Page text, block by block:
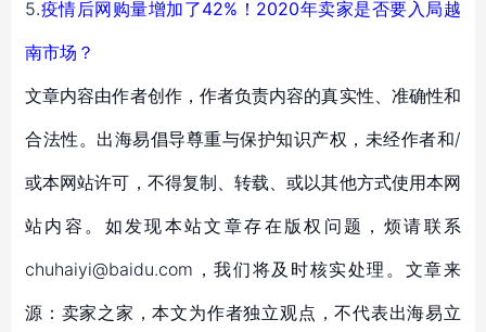
5.疫情后网购量增加了42%！2020年卖家是否要入局越
南市场？
文章内容由作者创作，作者负责内容的真实性、准确性和
合法性。出海易倡导尊重与保护知识产权，未经作者和/
或本网站许可，不得复制、转载、或以其他方式使用本网
站内容。如发现本站文章存在版权问题，烦请联系
chuhaiyi@baidu.com，我们将及时核实处理。文章来
源：卖家之家，本文为作者独立观点，不代表出海易立